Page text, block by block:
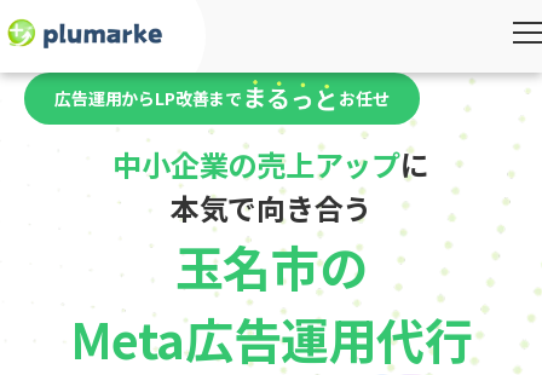
広告運用からLP改善まで お任せ
中小企業の売上アップに
本気で向き合う
玉名市の
Meta広告運用代行